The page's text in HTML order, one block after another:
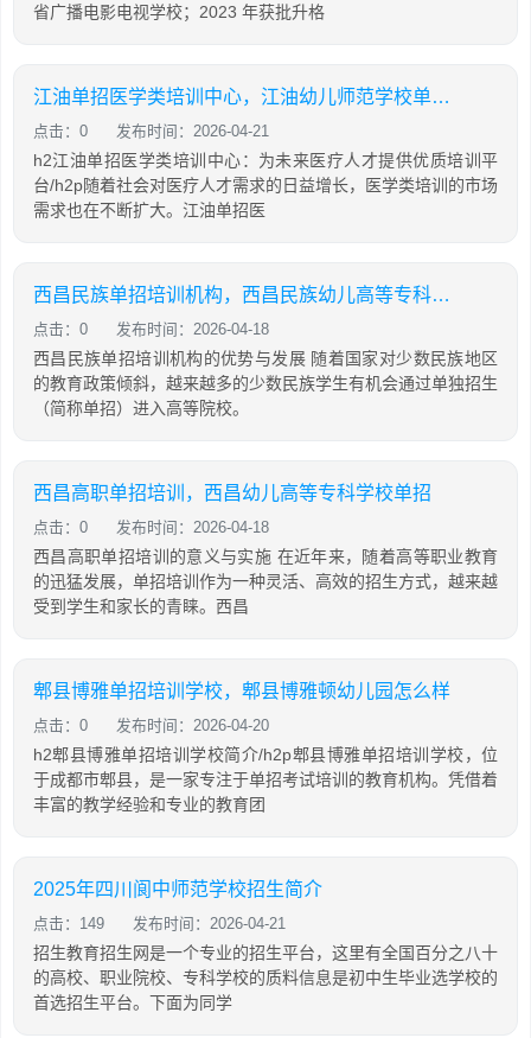
省广播电影电视学校；2023 年获批升格
江油单招医学类培训中心，江油幼儿师范学校单招分数线
点击：0 发布时间：2026-04-21
h2江油单招医学类培训中心：为未来医疗人才提供优质培训平
台/h2p随着社会对医疗人才需求的日益增长，医学类培训的市场
需求也在不断扩大。江油单招医
西昌民族单招培训机构，西昌民族幼儿高等专科学院官网单招查分数
点击：0 发布时间：2026-04-18
西昌民族单招培训机构的优势与发展 随着国家对少数民族地区
的教育政策倾斜，越来越多的少数民族学生有机会通过单独招生
（简称单招）进入高等院校。
西昌高职单招培训，西昌幼儿高等专科学校单招
点击：0 发布时间：2026-04-18
西昌高职单招培训的意义与实施 在近年来，随着高等职业教育
的迅猛发展，单招培训作为一种灵活、高效的招生方式，越来越
受到学生和家长的青睐。西昌
郫县博雅单招培训学校，郫县博雅顿幼儿园怎么样
点击：0 发布时间：2026-04-20
h2郫县博雅单招培训学校简介/h2p郫县博雅单招培训学校，位
于成都市郫县，是一家专注于单招考试培训的教育机构。凭借着
丰富的教学经验和专业的教育团
2025年四川阆中师范学校招生简介
点击：149 发布时间：2026-04-21
招生教育招生网是一个专业的招生平台，这里有全国百分之八十
的高校、职业院校、专科学校的质料信息是初中生毕业选学校的
首选招生平台。下面为同学